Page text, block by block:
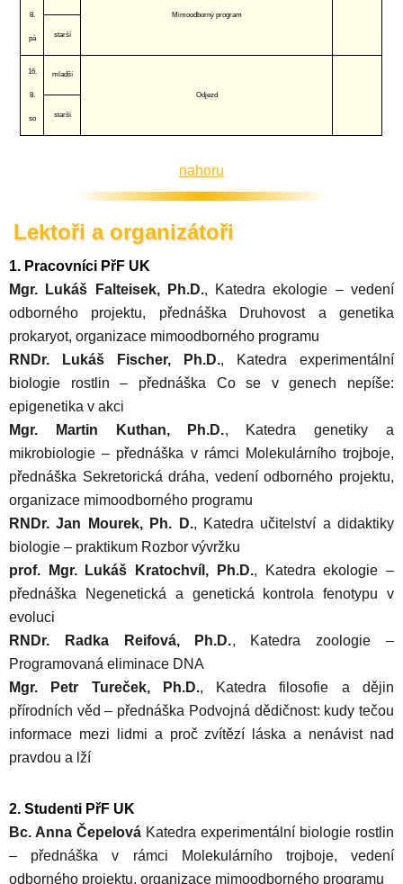
8.
pá
Mimoodborný program
starší
16.
8.
so
mladší
Odjezd
starší
nahoru
Lektoři a organizátoři
1. Pracovníci PřF UK
Mgr. Lukáš Falteisek, Ph.D., Katedra ekologie – vedení
odborného projektu, přednáška Druhovost a genetika
prokaryot, organizace mimoodborného programu
RNDr. Lukáš Fischer, Ph.D., Katedra experimentální
biologie rostlin – přednáška Co se v genech nepíše:
epigenetika v akci
Mgr. Martin Kuthan, Ph.D., Katedra genetiky a
mikrobiologie – přednáška v rámci Molekulárního trojboje,
přednáška Sekretorická dráha, vedení odborného projektu,
organizace mimoodborného programu
RNDr. Jan Mourek, Ph. D., Katedra učitelství a didaktiky
biologie – praktikum Rozbor vývržku
prof. Mgr. Lukáš Kratochvíl, Ph.D., Katedra ekologie –
přednáška Negenetická a genetická kontrola fenotypu v
evoluci
RNDr. Radka Reifová, Ph.D., Katedra zoologie –
Programovaná eliminace DNA
Mgr. Petr Tureček, Ph.D., Katedra filosofie a dějin
přírodních věd – přednáška Podvojná dědičnost: kudy tečou
informace mezi lidmi a proč zvítězí láska a nenávist nad
pravdou a lží
2. Studenti PřF UK
Bc. Anna Čepelová Katedra experimentální biologie rostlin
– přednáška v rámci Molekulárního trojboje, vedení
odborného projektu, organizace mimoodborného programu